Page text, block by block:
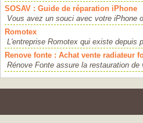
SOSAV : Guide de réparation iPhone
Vous avez un souci avec votre iPhone
Romotex
L'entreprise Romotex qui existe depuis
Renove fonte : Achat vente radiateur
Rénove Fonte assure la restauration